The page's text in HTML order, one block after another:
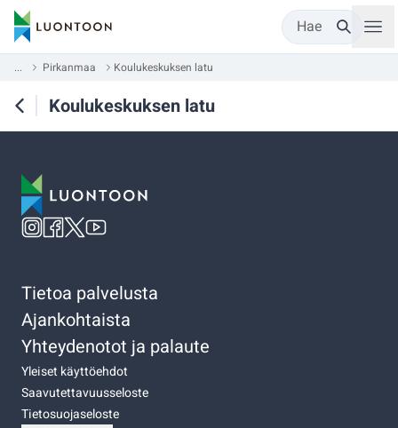
Hae
... Pirkanmaa Koulukeskuksen latu
Koulukeskuksen latu
Tietoa palvelusta
Ajankohtaista
Yhteydenotot ja palaute
Yleiset käyttöehdot
Saavutettavuusseloste
Tietosuojaseloste